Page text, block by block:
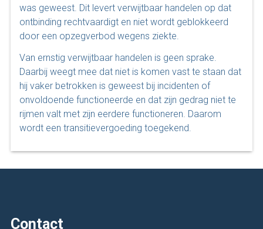
was geweest. Dit levert verwijtbaar handelen op dat
ontbinding rechtvaardigt en niet wordt geblokkeerd
door een opzegverbod wegens ziekte.
Van ernstig verwijtbaar handelen is geen sprake.
Daarbij weegt mee dat niet is komen vast te staan dat
hij vaker betrokken is geweest bij incidenten of
onvoldoende functioneerde en dat zijn gedrag niet te
rijmen valt met zijn eerdere functioneren. Daarom
wordt een transitievergoeding toegekend.
Contact